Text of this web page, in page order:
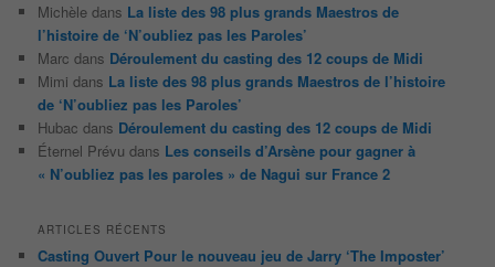
Michèle dans La liste des 98 plus grands Maestros de
l’histoire de ‘N’oubliez pas les Paroles’
Marc dans Déroulement du casting des 12 coups de Midi
Mimi dans La liste des 98 plus grands Maestros de l’histoire
de ‘N’oubliez pas les Paroles’
Hubac dans Déroulement du casting des 12 coups de Midi
Éternel Prévu dans Les conseils d’Arsène pour gagner à
« N’oubliez pas les paroles » de Nagui sur France 2
ARTICLES RÉCENTS
Casting Ouvert Pour le nouveau jeu de Jarry ‘The Imposter’